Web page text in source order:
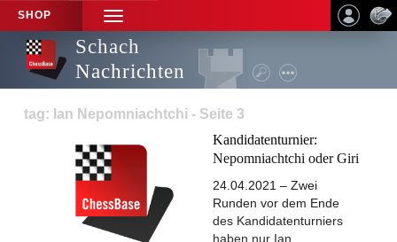
SHOP
TOGGLE
NAVIGATION
Schach
Nachrichten
tag: Ian Nepomniachtchi - Seite 3
Kandidatenturnier:
Nepomniachtchi oder Giri
24.04.2021 – Zwei
Runden vor dem Ende
des Kandidatenturniers
haben nur Ian